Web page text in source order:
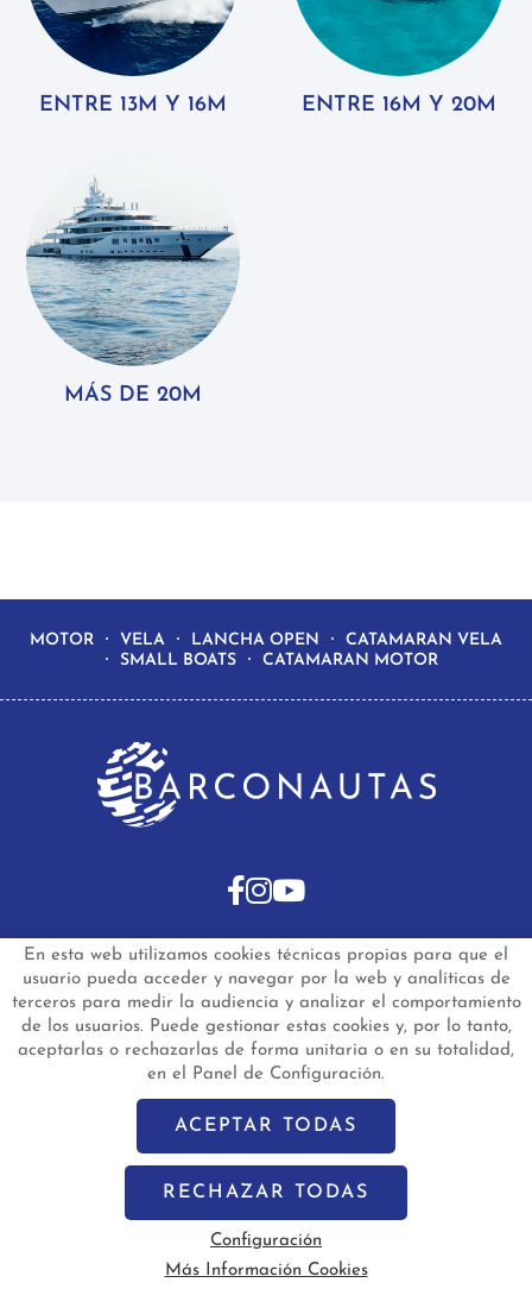
ENTRE 13M Y 16M ENTRE 16M Y 20M
MÁS DE 20M
En esta web utilizamos cookies técnicas propias para que el
usuario pueda acceder y navegar por la web y analíticas de
terceros para medir la audiencia y analizar el comportamiento
de los usuarios. Puede gestionar estas cookies y, por lo tanto,
aceptarlas o rechazarlas de forma unitaria o en su totalidad,
en el Panel de Configuración.
ACEPTAR TODAS
RECHAZAR TODAS
Configuración
Más Información Cookies
MOTOR VELA LANCHA OPEN
CATAMARAN VELA
SMALL BOATS
CATAMARAN MOTOR
INICIO
BARCOS DE SEGUNDA MANO
BARCOS NUEVOS EN STOCK
NOTICIAS
PREGUNTAS FRECUENTES
CONTACTO
Política de Privacidad de Datos
Política de Cookies
Configuración de Cookies
© 2024 - Diseño y programación por